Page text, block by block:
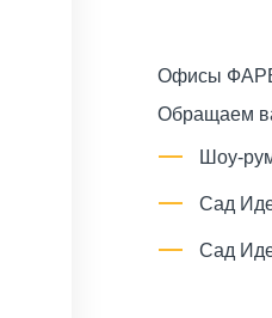
Офисы
Обращаем
Шоу-
Сад
Сад